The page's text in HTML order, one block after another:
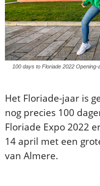
100 days to Floriade 2022
Het Floriade-jaar is
nog precies 100
Floriade Expo 2022
14 april met een
van